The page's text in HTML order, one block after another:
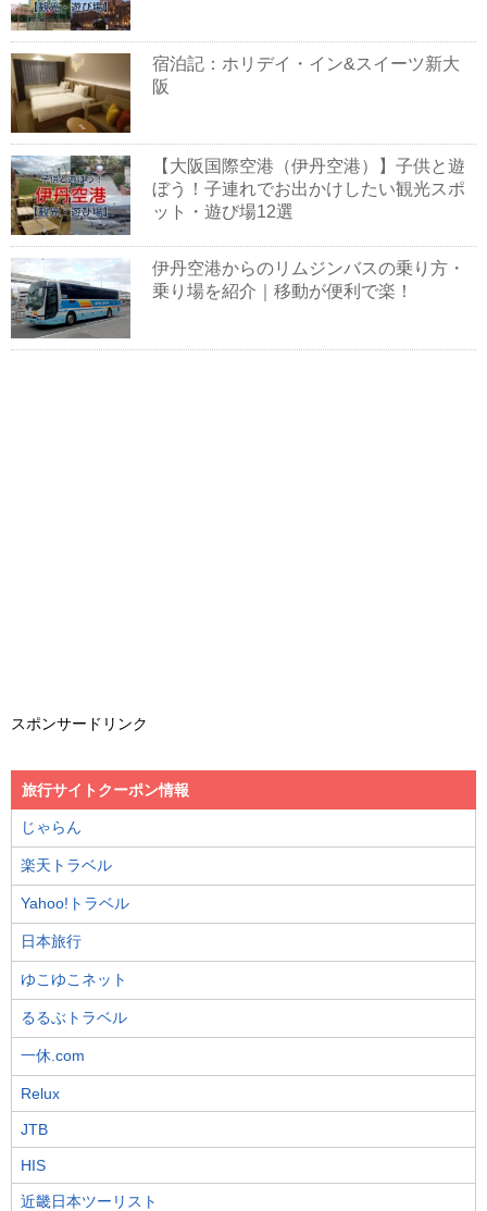
宿泊記：ホリデイ・イン&スイーツ新大
阪
【大阪国際空港（伊丹空港）】子供と遊
ぼう！子連れでお出かけしたい観光スポ
ット・遊び場12選
伊丹空港からのリムジンバスの乗り方・
乗り場を紹介｜移動が便利で楽！
スポンサードリンク
旅行サイトクーポン情報
じゃらん
楽天トラベル
Yahoo!トラベル
日本旅行
ゆこゆこネット
るるぶトラベル
一休.com
Relux
JTB
HIS
近畿日本ツーリスト